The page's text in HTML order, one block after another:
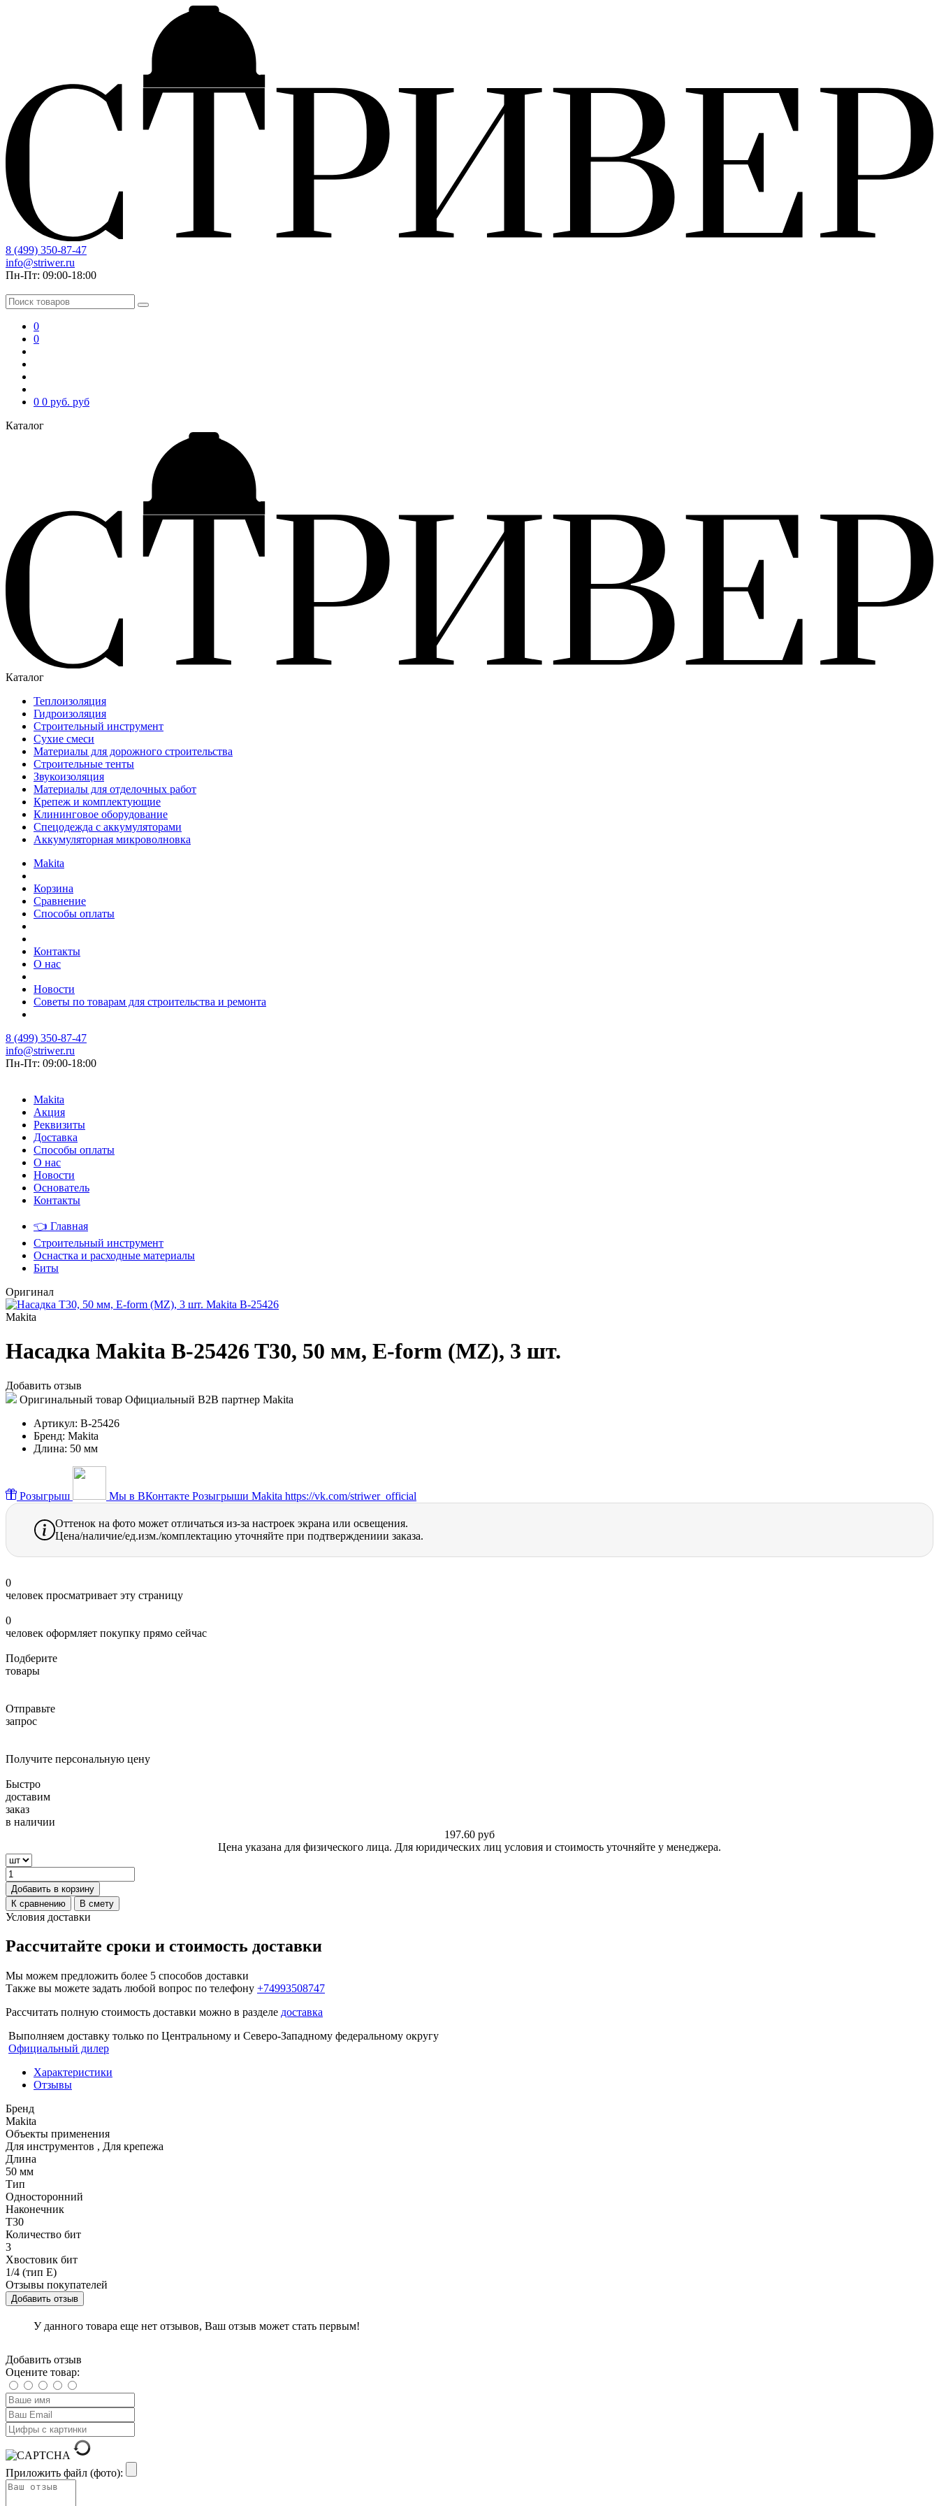
8 (499) 350-87-47
info@striwer.ru
Пн-Пт: 09:00-18:00
0
0
0 0 руб. руб
Каталог
Каталог
Теплоизоляция
Гидроизоляция
Строительный инструмент
Сухие смеси
Материалы для дорожного строительства
Строительные тенты
Звукоизоляция
Материалы для отделочных работ
Крепеж и комплектующие
Клининговое оборудование
Спецодежда с аккумуляторами
Аккумуляторная микроволновка
Makita
Корзина
Сравнение
Способы оплаты
Контакты
О нас
Новости
Советы по товарам для строительства и ремонта
8 (499) 350-87-47
info@striwer.ru
Пн-Пт: 09:00-18:00
Makita
Акция
Реквизиты
Доставка
Способы оплаты
О нас
Новости
Основатель
Контакты
👈 Главная
Строительный инструмент
Оснастка и расходные материалы
Биты
Оригинал
Makita
Насадка Makita B-25426 T30, 50 мм, E-form (MZ), 3 шт.
Добавить отзыв
Оригинальный товар Официальный B2B партнер Makita
Артикул: B-25426
Бренд: Makita
Длина: 50 мм
Розыгрыш Мы в ВКонтакте Розыгрыши Makita https://vk.com/striwer_official
Оттенок на фото может отличаться из-за настроек экрана или освещения.
Цена/наличие/ед.изм./комплектацию уточняйте при подтверждениии заказа.
0
человек просматривает эту страницу
0
человек оформляет покупку прямо сейчас
Подберите
товары
Отправьте
запрос
Получите персональную цену
Быстро
доставим
заказ
в наличии
197.60 руб
Цена указана для физического лица. Для юридических лиц условия и стоимость уточняйте у менеджера.
Добавить в корзину
К сравнению
В смету
Условия доставки
Рассчитайте сроки и стоимость доставки
Мы можем предложить более 5 способов доставки
Также вы можете задать любой вопрос по телефону +74993508747
Рассчитать полную стоимость доставки можно в разделе доставка
Выполняем доставку только по Центральному и Северо-Западному федеральному округу
Официальный дилер
Характеристики
Отзывы
Бренд
Makita
Объекты применения
Для инструментов , Для крепежа
Длина
50 мм
Тип
Односторонний
Наконечник
T30
Количество бит
3
Хвостовик бит
1/4 (тип Е)
Отзывы покупателей
Добавить отзыв
У данного товара еще нет отзывов, Ваш отзыв может стать первым!
Добавить отзыв
Оцените товар:
Приложить файл (фото):